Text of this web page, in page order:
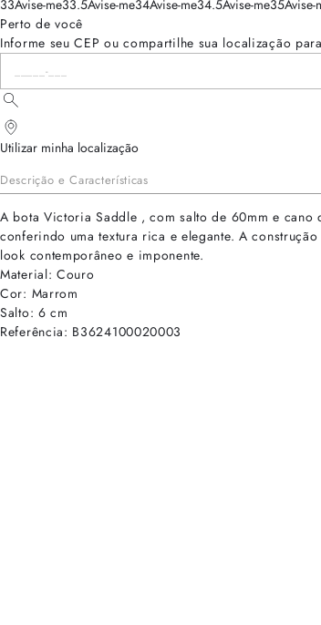
33Avise-me33.5Avise-me34Avise-me34.5Avise-me35Avise-
Perto de você
Informe seu CEP ou compartilhe sua localização
Utilizar minha localização
Descrição e Características
A bota Victoria Saddle , com salto de 60mm e cano
conferindo uma textura rica e elegante. A
look contemporâneo e imponente.
Material: Couro
Cor: Marrom
Salto: 6 cm
Referência: B3624100020003